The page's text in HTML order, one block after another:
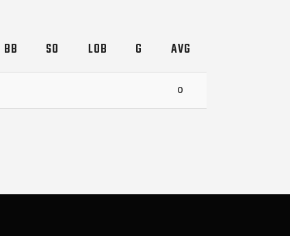
BB SO LOB G AVG
0